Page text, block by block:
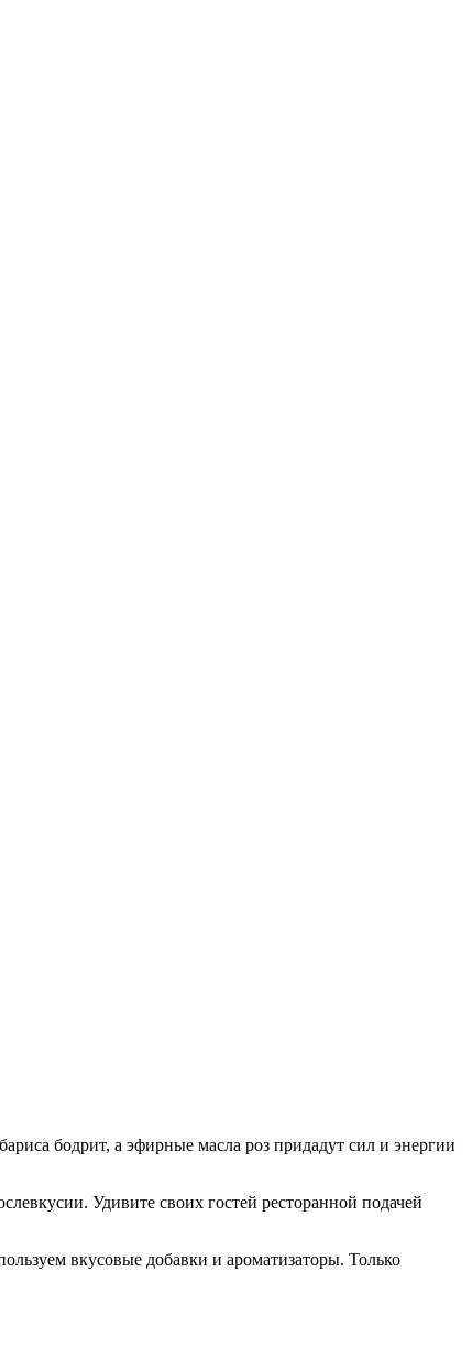
бодрит, а эфирные масла роз придадут сил и энергии
Удивите своих гостей ресторанной подачей
вкусовые добавки и ароматизаторы. Только